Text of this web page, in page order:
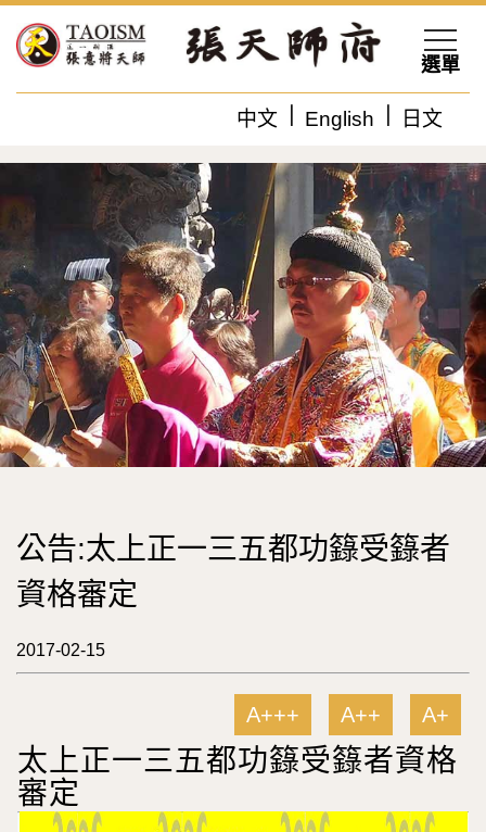
中文 English 日文
選單
公告:太上正一三五都功籙受籙者
資格審定
2017-02-15
A+++ A++ A+
太上正一三五都功籙受籙者資格
審定